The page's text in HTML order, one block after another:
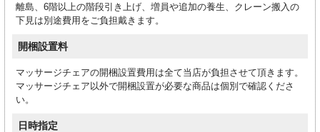
離島、6階以上の階段引き上げ、増員や追加の養生、クレーン搬入の
下見は別途費用をご負担戴きます。
開梱設置料
マッサージチェアの開梱設置費用は全て当店が負担させて頂きます。
マッサージチェア以外で開梱設置が必要な商品は個別で確認くださ
い。
日時指定